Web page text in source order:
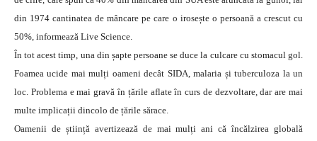
din 1974 cantinatea de mâncare pe care o irosește o persoană a crescut cu
50%, informează Live Science.
În tot acest timp, una din șapte persoane se duce la culcare cu stomacul gol.
Foamea ucide mai mulți oameni decât SIDA, malaria și tuberculoza la un
loc. Problema e mai gravă în țările aflate în curs de dezvoltare, dar are mai
multe implicații dincolo de țările sărace.
Oamenii de știință avertizează de mai mulți ani că încălzirea globală